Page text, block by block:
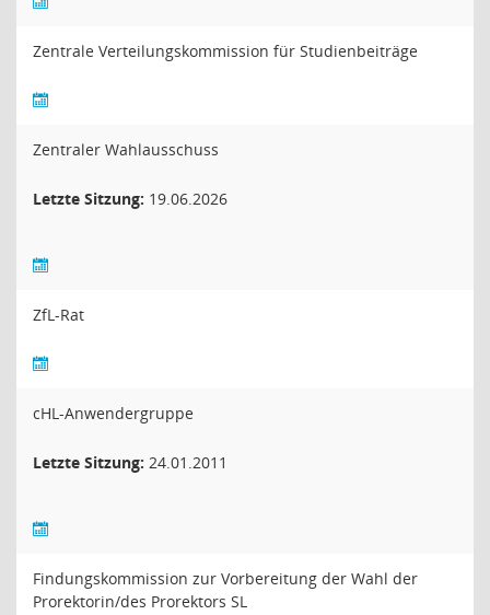
Zentrale Verteilungskommission für Studienbeiträge
Zentraler Wahlausschuss
Letzte Sitzung: 19.06.2026
ZfL-Rat
cHL-Anwendergruppe
Letzte Sitzung: 24.01.2011
Findungskommission zur Vorbereitung der Wahl der
Prorektorin/des Prorektors SL